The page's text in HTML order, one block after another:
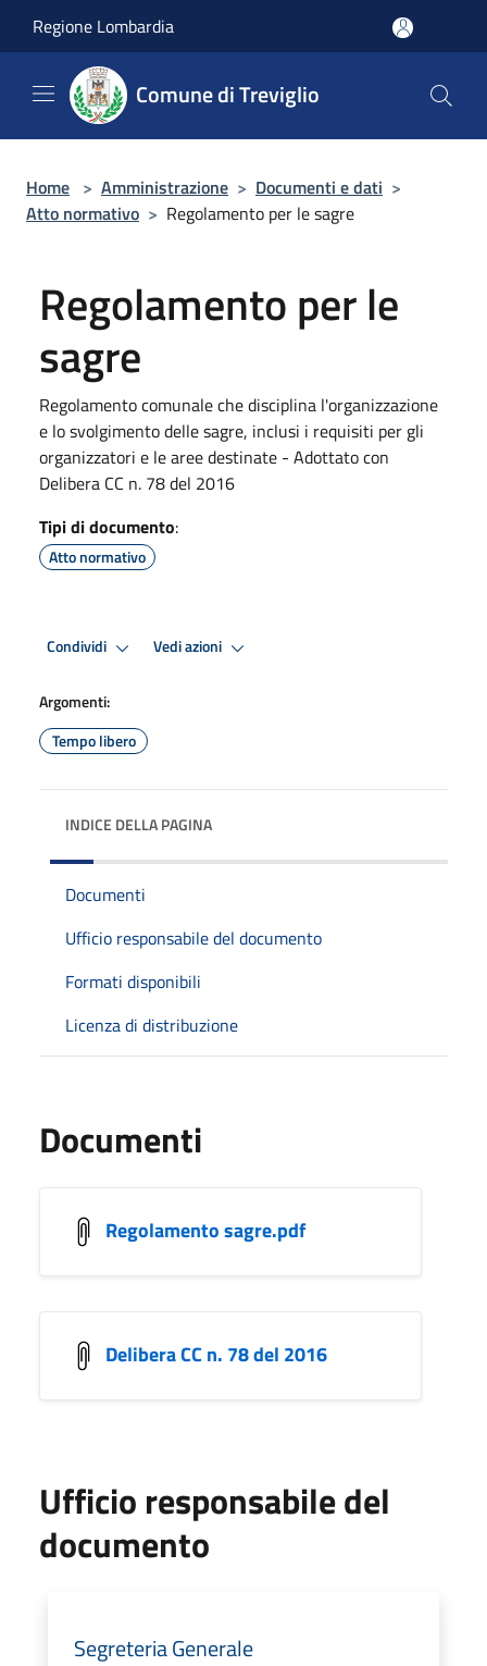
Regione Lombardia
Comune di Treviglio
Home > Amministrazione > Documenti e dati >
Atto normativo > Regolamento per le sagre
Regolamento per le
sagre
Regolamento comunale che disciplina l'organizzazione
e lo svolgimento delle sagre, inclusi i requisiti per gli
organizzatori e le aree destinate - Adottato con
Delibera CC n. 78 del 2016
Tipi di documento:
Atto normativo
Condividi Vedi azioni
Argomenti:
Tempo libero
INDICE DELLA PAGINA
Documenti
Ufficio responsabile del documento
Formati disponibili
Licenza di distribuzione
Documenti
Regolamento sagre.pdf
Delibera CC n. 78 del 2016
Ufficio responsabile del
documento
Segreteria Generale